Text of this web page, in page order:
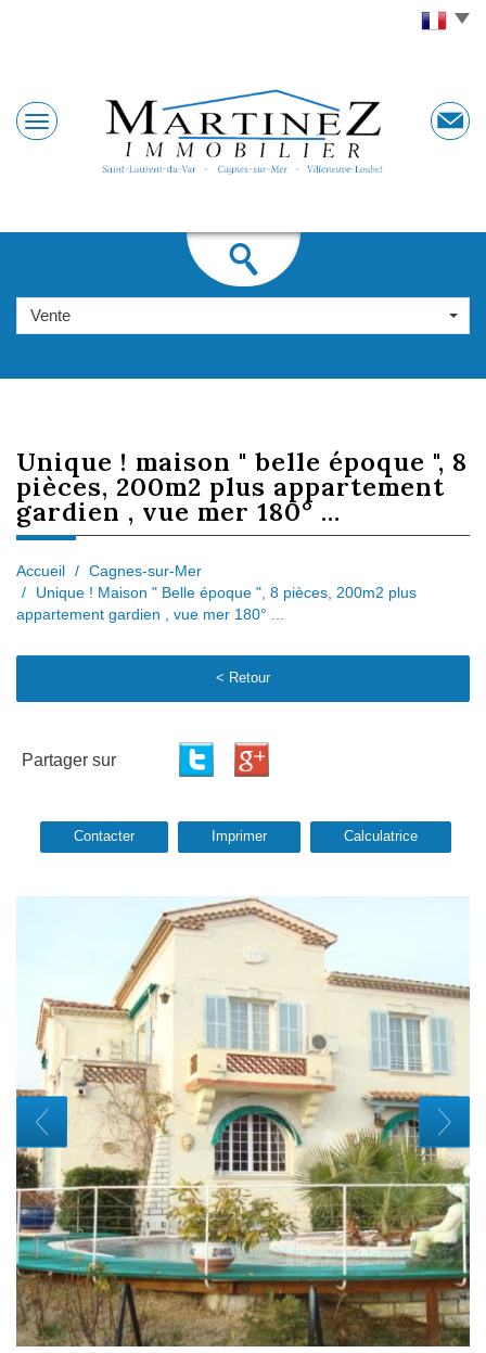
Vente
unique ! maison " belle époque ", 8
pièces, 200m2 plus appartement
gardien , vue mer 180° ...
Accueil
Cagnes-sur-Mer
Unique ! Maison " Belle époque ", 8 pièces, 200m2 plus
appartement gardien , vue mer 180° ...
< Retour
Partager sur
Contacter Imprimer Calculatrice